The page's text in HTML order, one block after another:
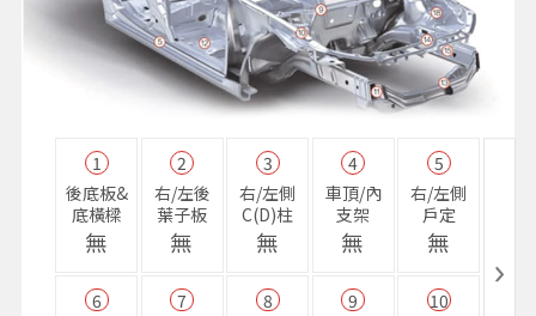
1
後底板&
底橫樑
無
2
右/左後
葉子板
無
3
右/左側
C(D)柱
無
4
車頂/內
支架
無
5
右/左側
戶定
無
6
7
8
9
10